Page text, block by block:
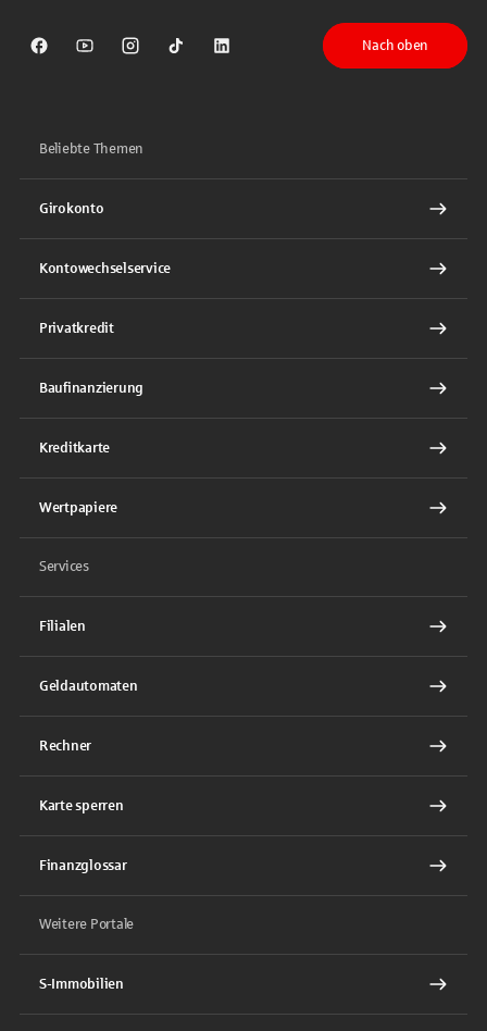
Sparkasse auf Facebook
Sparkasse auf Youtube
Sparkasse auf Instagram
Sparkasse auf TikTok
Sparkasse auf LinkedIn
Nach oben
Beliebte Themen
Girokonto
Kontowechselservice
Privatkredit
Baufinanzierung
Kreditkarte
Wertpapiere
Services
Filialen
Geldautomaten
Rechner
Karte sperren
Finanzglossar
Weitere Portale
S-Immobilien